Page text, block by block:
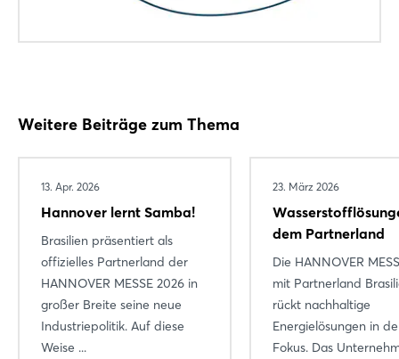
Weitere Beiträge zum Thema
13. Apr. 2026
Hannover lernt Samba!
Brasilien präsentiert als
offizielles Partnerland der
HANNOVER MESSE 2026 in
großer Breite seine neue
Industriepolitik. Auf diese
Weise ...
23. März 2026
dem Partnerland
Die HANNOVER
mit Partnerland
rückt nachhaltige
Energielösungen in
Fokus. Das